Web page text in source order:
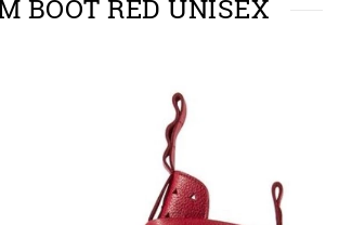
BOOT RED UNISEX